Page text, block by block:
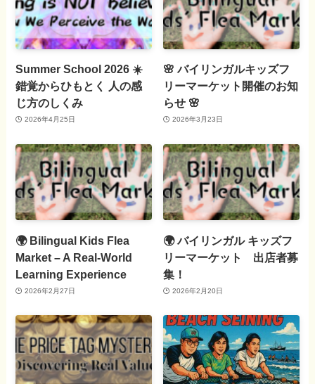
Summer School 2026 ☀️
錯覚からひもとく 人の感
じ方のしくみ
2026年4月25日
🌸 バイリンガルキッズフ
リーマーケット開催のお知
らせ 🌸
2026年3月23日
🌍 Bilingual Kids Flea
Market – A Real-World
Learning Experience
2026年2月27日
🌍 バイリンガル キッズフ
リーマーケット 出店者募
集！
2026年2月20日